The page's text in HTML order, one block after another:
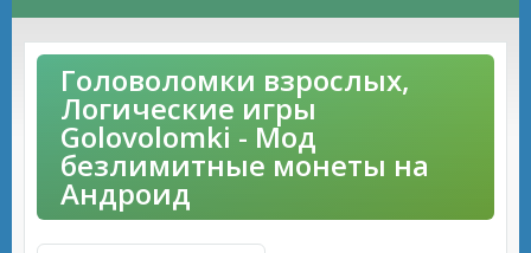
Головоломки взрослых,
Логические игры
Golovolomki - Мод
безлимитные монеты на
Андроид